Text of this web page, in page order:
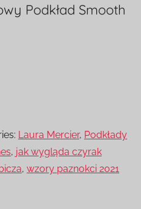
Podkład Smooth
Laura Mercier, Podkłady
, jak wygląda czyrak
, wzory paznokci 2021